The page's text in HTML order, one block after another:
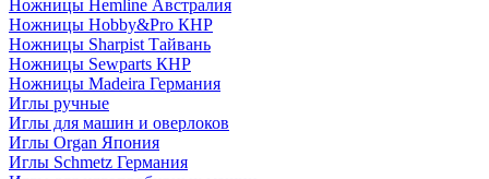
Ножницы Hemline Австралия
Ножницы Hobby&Pro КНР
Ножницы Sharpist Тайвань
Ножницы Sewparts КНР
Ножницы Madeira Германия
Иглы ручные
Иглы для машин и оверлоков
Иглы Organ Япония
Иглы Schmetz Германия